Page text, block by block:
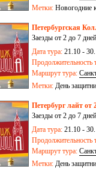
Метки: Новогодние
Петербургская
Заезды от 2 до 7
Дата тура: 21.10 -
Продолжительность
Маршрут тура:
Метки: День
Петербург лайт от
Заезды от 2 до 7
Дата тура: 21.10 -
Продолжительность
Маршрут тура:
Метки: День